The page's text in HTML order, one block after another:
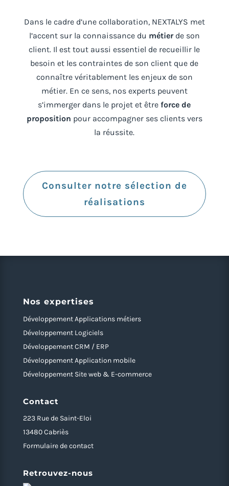
Dans le cadre d’une collaboration, NEXTALYS met
l’accent sur la connaissance du métierde son
client. Il est tout aussi essentiel de recueillir le
besoin et les contraintes de son client que de
connaître véritablement les enjeux de son
métier. En ce sens, nos experts peuvent
s’immerger dans le projet et êtreforce de
proposition pour accompagner ses clients vers
la réussite.
Consulter notre sélection de
réalisations
Nos expertises
Développement Applications métiers
Développement Logiciels
Développement CRM / ERP
Développement Application mobile
Développement Site web & E-commerce
Contact
223 Rue de Saint-Eloi
13480 Cabriès
Formulaire de contact
Retrouvez-nous